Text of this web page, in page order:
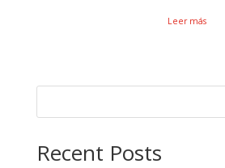
Leer más
Recent Posts